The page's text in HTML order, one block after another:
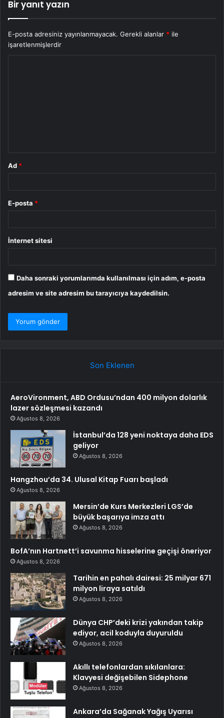
Bir yanıt yazın
E-posta adresiniz yayınlanmayacak. Gerekli alanlar * ile
işaretlenmişlerdir
Ad *
E-posta *
İnternet sitesi
Daha sonraki yorumlarımda kullanılması için adım, e-posta
adresim ve site adresim bu tarayıcıya kaydedilsin.
Son Eklenen
AeroVironment, ABD Ordusu’ndan 400 milyon dolarlık
lazer sözleşmesi kazandı
Ağustos 8, 2026
İstanbul’da 128 yeni noktaya daha EDS
geliyor
Ağustos 8, 2026
Hangzhou’da 34. Ulusal Kitap Fuarı başladı
Ağustos 8, 2026
Mersin’de Kurs Merkezleri LGS’de
büyük başarıya imza attı
Ağustos 8, 2026
BofA’nın Hartnett’i savunma hisselerine geçişi öneriyor
Ağustos 8, 2026
Tarihin en pahalı dairesi: 25 milyar 671
milyon liraya satıldı
Ağustos 8, 2026
Dünya CHP’deki krizi yakından takip
ediyor, acil koduyla duyuruldu
Ağustos 8, 2026
Akıllı telefonlardan sıkılanlara:
Klavyesi değişebilen Sidephone
Ağustos 8, 2026
Ankara’da Sağanak Yağış Uyarısı